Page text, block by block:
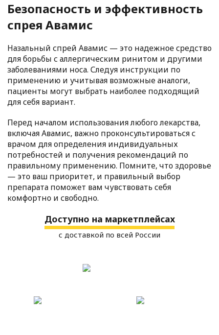
Безопасность и эффективность
спрея Авамис
Назальный спрей Авамис — это надежное средство
для борьбы с аллергическим ринитом и другими
заболеваниями носа. Следуя инструкции по
применению и учитывая возможные аналоги,
пациенты могут выбрать наиболее подходящий
для себя вариант.
Перед началом использования любого лекарства,
включая Авамис, важно проконсультироваться с
врачом для определения индивидуальных
потребностей и получения рекомендаций по
правильному применению. Помните, что здоровье
— это ваш приоритет, и правильный выбор
препарата поможет вам чувствовать себя
комфортно и свободно.
Доступно на маркетплейсах
с доставкой по всей России